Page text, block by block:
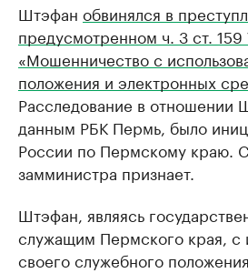
Штэфан обвинялся в
предусмотренном ч. 3 ст.
«Мошенничество с
положения и электронных
Расследование в отношении
данным РБК Пермь, было
России по Пермскому краю.
замминистра признает.
Штэфан, являясь
служащим Пермского края, с
своего служебного